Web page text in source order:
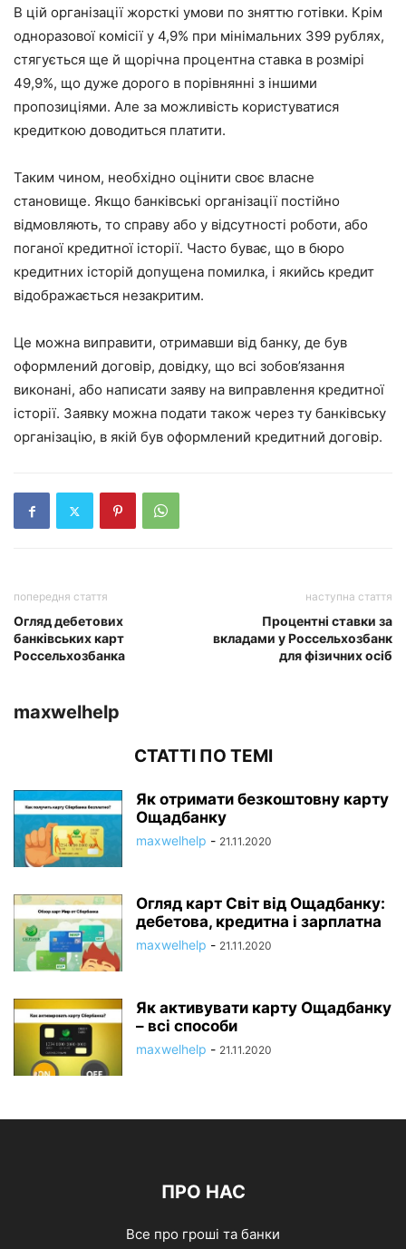
В цій організації жорсткі умови по зняттю готівки. Крім
одноразової комісії у 4,9% при мінімальних 399 рублях,
стягується ще й щорічна процентна ставка в розмірі
49,9%, що дуже дорого в порівнянні з іншими
пропозиціями. Але за можливість користуватися
кредиткою доводиться платити.
Таким чином, необхідно оцінити своє власне
становище. Якщо банківські організації постійно
відмовляють, то справу або у відсутності роботи, або
поганої кредитної історії. Часто буває, що в бюро
кредитних історій допущена помилка, і якийсь кредит
відображається незакритим.
Це можна виправити, отримавши від банку, де був
оформлений договір, довідку, що всі зобов’язання
виконані, або написати заяву на виправлення кредитної
історії. Заявку можна подати також через ту банківську
організацію, в якій був оформлений кредитний договір.
попередня стаття
Огляд дебетових
банківських карт
Россельхозбанка
наступна стаття
Процентні ставки за
вкладами у Россельхозбанк
для фізичних осіб
maxwelhelp
СТАТТІ ПО ТЕМІ
Як отримати безкоштовну карту
Ощадбанку
maxwelhelp - 21.11.2020
Огляд карт Світ від Ощадбанку:
дебетова, кредитна і зарплатна
maxwelhelp - 21.11.2020
Як активувати карту Ощадбанку
– всі способи
maxwelhelp - 21.11.2020
ПРО НАС
Все про гроші та банки